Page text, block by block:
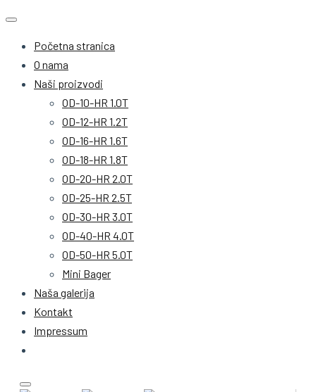
Početna stranica
O nama
Naši proizvodi
OD-10-HR 1.0T
OD-12-HR 1.2T
OD-16-HR 1.6T
OD-18-HR 1.8T
OD-20-HR 2.0T
OD-25-HR 2.5T
OD-30-HR 3.0T
OD-40-HR 4.0T
OD-50-HR 5.0T
Mini Bager
Naša galerija
Kontakt
Impressum